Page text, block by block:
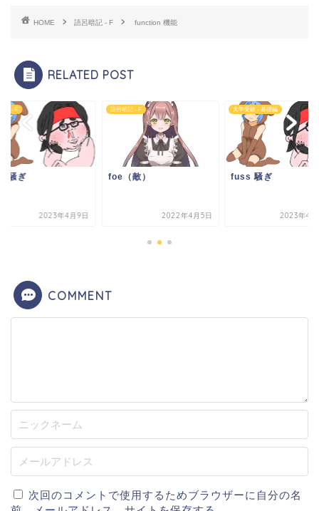
HOME 語呂暗記 - F function 機能
RELATED POST
記 - F
騒ぎ
2023年4月9日
語呂暗記 - F
foe（敵）
2022年4月5日
大学受験 - 基礎編
fuss 騒ぎ
2023年4
COMMENT
次回のコメントで使用するためブラウザーに自分の名